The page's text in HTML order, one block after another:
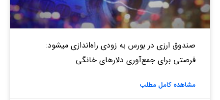
صندوق‌ ارزی در بورس به زودی راه‌اندازی میشود:
فرصتی برای جمع‌آوری دلارهای خانگی
مشاهده کامل مطلب